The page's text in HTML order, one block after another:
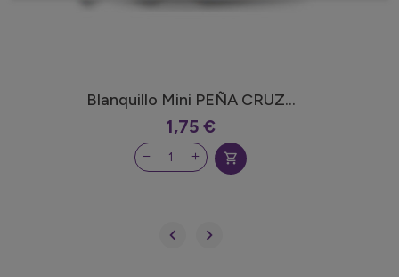
Blanquillo Mini PEÑA CRUZ...
1,75 €
shopping_cart
 